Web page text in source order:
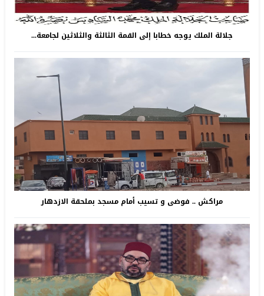
جلالة الملك يوجه خطابا إلى القمة الثالثة والثلاثين لجامعة...
مراكش .. فوضى و تسيب أمام مسجد بملحقة الازدهار